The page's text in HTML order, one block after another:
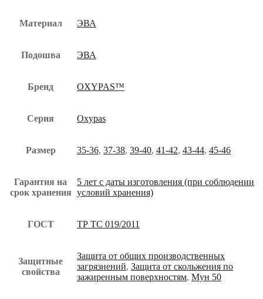
Материал ЭВА
Подошва ЭВА
Бренд OXYPAS™
Серия Oxypas
Размер 35-36, 37-38, 39-40, 41-42, 43-44, 45-46
Гарантия на
срок хранения
5 лет с даты изготовления (при соблюдении
условий хранения)
ГОСТ ТР ТС 019/2011
Защитные
свойства
Защита от общих производственных
загрязнений, Защита от скольжения по
зажиренным поверхностям, Мун 50